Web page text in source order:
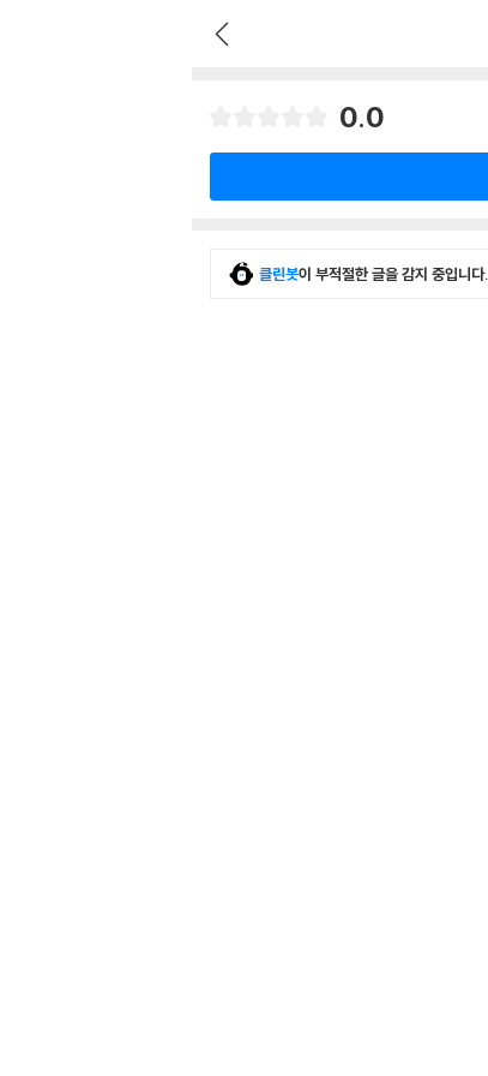
0.0
클린봇이 부적절한 글을 감지 중입니다.